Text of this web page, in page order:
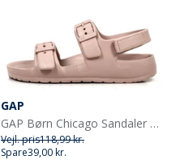
GAP
GAP Børn Chicago Sandaler Lyserød
Vejl. pris118,99 kr.
Spare39,00 kr.